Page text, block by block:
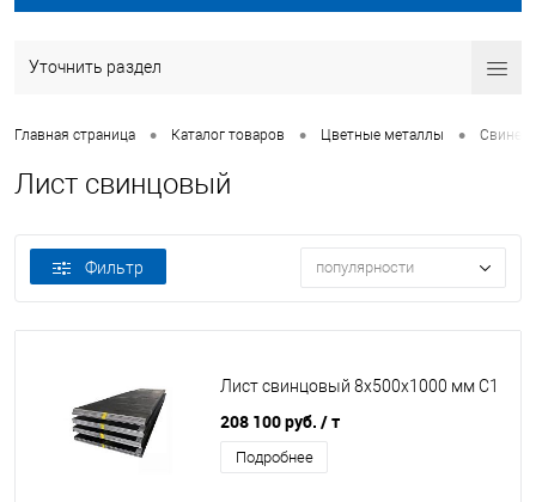
Уточнить раздел
Главная страница • Каталог товаров • Цветные металлы • Свинец
Лист свинцовый
Фильтр популярности
Лист свинцовый 8x500x1000 мм С1
208 100 руб. / т
Подробнее